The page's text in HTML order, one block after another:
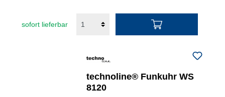
sofort lieferbar
technoline® Funkuhr WS
8120